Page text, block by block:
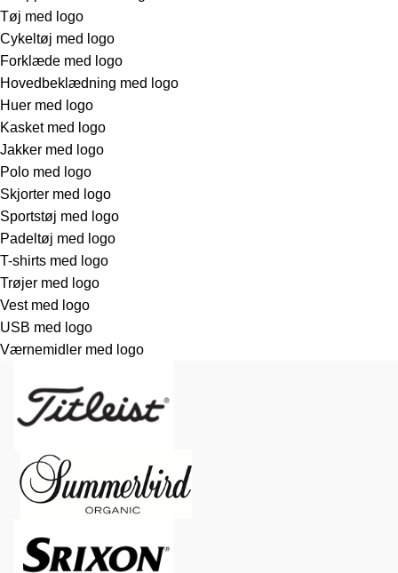
Tøj med logo
Cykeltøj med logo
Forklæde med logo
Hovedbeklædning med logo
Huer med logo
Kasket med logo
Jakker med logo
Polo med logo
Skjorter med logo
Sportstøj med logo
Padeltøj med logo
T-shirts med logo
Trøjer med logo
Vest med logo
USB med logo
Værnemidler med logo